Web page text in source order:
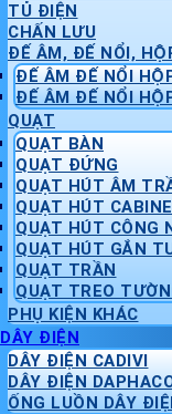
TỦ ĐIỆN
CHẤN LƯU
ĐẾ ÂM, ĐẾ NỔI,
ĐẾ ÂM ĐẾ NỔI
ĐẾ ÂM ĐẾ NỔI
QUẠT
QUẠT BÀN
QUẠT ĐỨNG
QUẠT HÚT ÂM
QUẠT HÚT
QUẠT HÚT CÔNG
QUẠT HÚT GẮN
QUẠT TRẦN
QUẠT TREO
PHỤ KIỆN KHÁC
DÂY ĐIỆN
DÂY ĐIỆN CADIVI
DÂY ĐIỆN
ỐNG LUỒN DÂY